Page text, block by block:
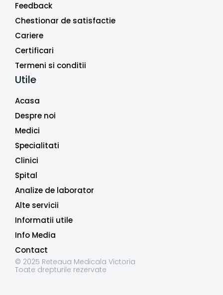
Feedback
Chestionar de satisfactie
Cariere
Certificari
Termeni si conditii
Utile
Acasa
Despre noi
Medici
Specialitati
Clinici
Spital
Analize de laborator
Alte servicii
Informatii utile
Info Media
Contact
© 2025 Reteaua Medicala Victoria
Toate drepturile rezervate